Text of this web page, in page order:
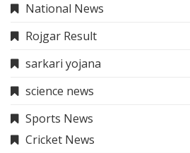
National News
Rojgar Result
sarkari yojana
science news
Sports News
Cricket News